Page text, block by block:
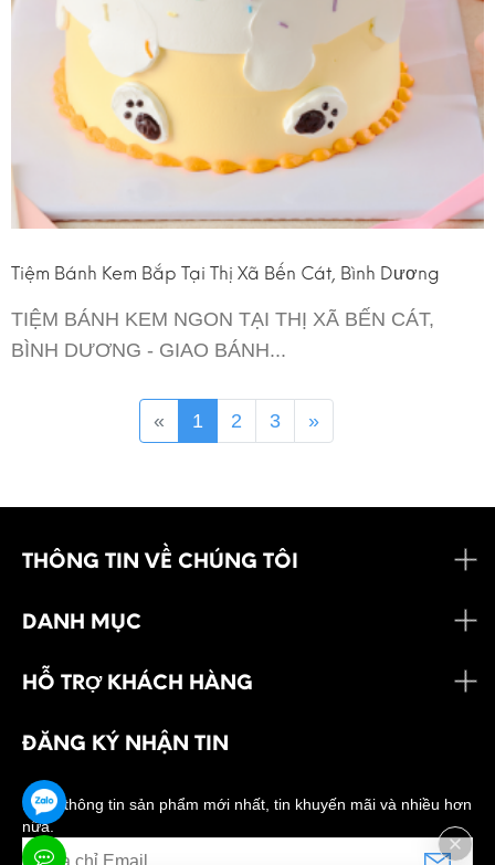
Tiệm Bánh Kem Bắp Tại Thị Xã Bến Cát, Bình Dương
TIỆM BÁNH KEM NGON TẠI THỊ XÃ BẾN CÁT,
BÌNH DƯƠNG - GIAO BÁNH...
« 1 2 3 »
THÔNG TIN VỀ CHÚNG TÔI
DANH MỤC
HỖ TRỢ KHÁCH HÀNG
ĐĂNG KÝ NHẬN TIN
Nhận thông tin sản phẩm mới nhất, tin khuyến mãi và nhiều hơn
nữa.